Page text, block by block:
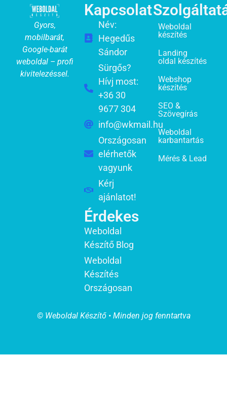
Gyors,
mobilbarát,
Google-barát
weboldal – profi
kivitelezéssel.
Kapcsolat
Név:
Hegedűs
Sándor
Sürgős?
Hívj most:
+36 30
9677 304
info@wkmail.hu
Országosan
elérhetők
vagyunk
Kérj
ajánlatot!
Érdekes
Weboldal
Készítő Blog
Weboldal
Készítés
Országosan
Weboldal
készítés
Landing
oldal készítés
Webshop
készítés
SEO &
Szövegírás
Weboldal
karbantartás
Mérés & Lead
© Weboldal Készítő • Minden jog fenntartva